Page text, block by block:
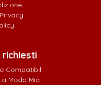
Compatibili
Modo Mio